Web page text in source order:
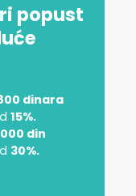
popust
dinara
15%.
din
30%.